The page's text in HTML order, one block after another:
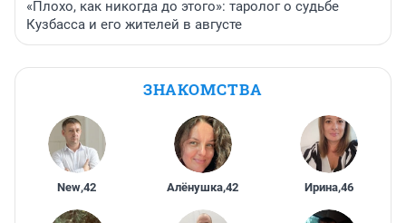
«Плохо, как никогда до этого»: таролог о судьбе
Кузбасса и его жителей в августе
ЗНАКОМСТВА
New,42 Алёнушка,42 Ирина,46